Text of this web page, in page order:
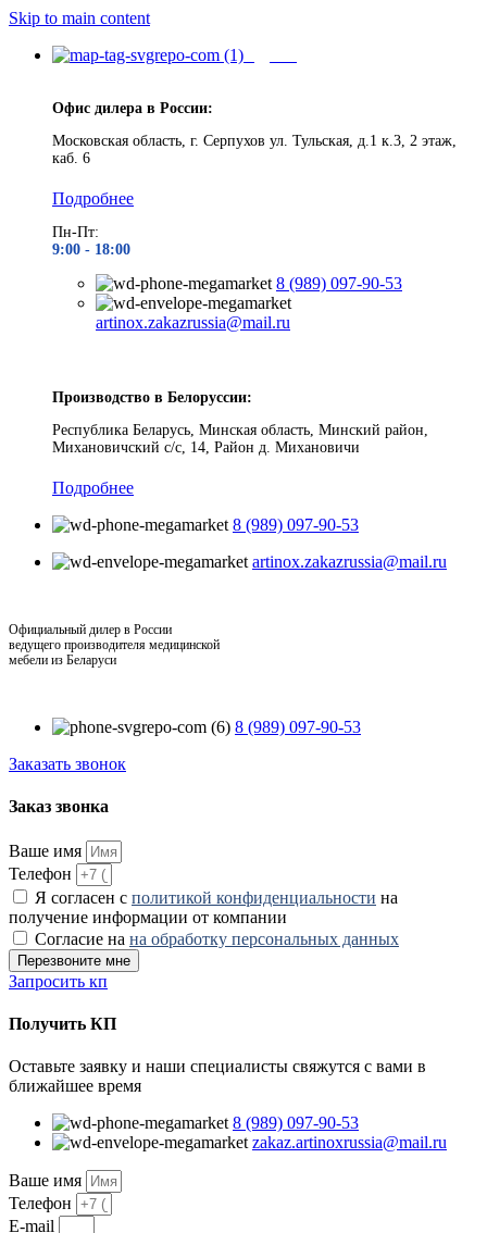
Skip to main content
Офис дилера в России:
Московская область, г. Серпухов ул. Тульская, д.1 к.3, 2 этаж,
каб. 6
Подробнее
Пн-Пт:
9:00 - 18:00
8 (989) 097-90-53
artinox.zakazrussia@mail.ru
Производство в Белоруссии:
Республика Беларусь, Минская область, Минский район,
Михановичский с/с, 14, Район д. Михановичи
Подробнее
8 (989) 097-90-53
artinox.zakazrussia@mail.ru
Официальный дилер в России
ведущего производителя медицинской
мебели из Беларуси
8 (989) 097-90-53
Заказать звонок
Заказ звонка
Ваше имя
Телефон
Я согласен с политикой конфиденциальности на
получение информации от компании
Согласие на на обработку персональных данных
Перезвоните мне
Запросить кп
Получить КП
Оставьте заявку и наши специалисты свяжутся с вами в
ближайшее время
8 (989) 097-90-53
zakaz.artinoxrussia@mail.ru
Ваше имя
Телефон
E-mail